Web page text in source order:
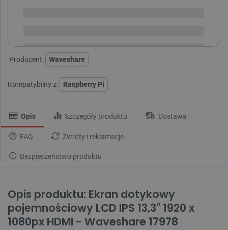
Producent: Waveshare
Kompatybilny z: Raspberry Pi
Opis Szczegóły produktu Dostawa
FAQ Zwroty i reklamacje
Bezpieczeństwo produktu
Opis produktu: Ekran dotykowy
pojemnościowy LCD IPS 13,3'' 1920 x
1080px HDMI - Waveshare 17978